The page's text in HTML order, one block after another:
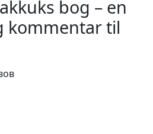
bog – en
kommentar til